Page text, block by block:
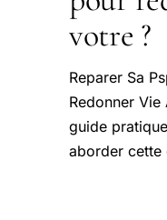
votre ?
Reparer Sa
Redonner
guide
aborder cette